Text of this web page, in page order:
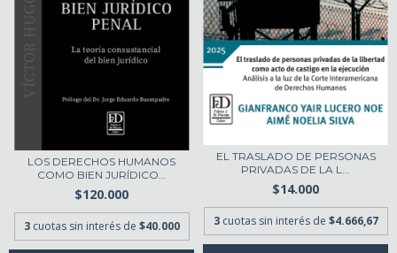
LOS DERECHOS HUMANOS
COMO BIEN JURÍDICO...
$120.000
3 cuotas sin interés de $40.000
EL TRASLADO DE PERSONAS
PRIVADAS DE LA L...
$14.000
3 cuotas sin interés de $4.666,67